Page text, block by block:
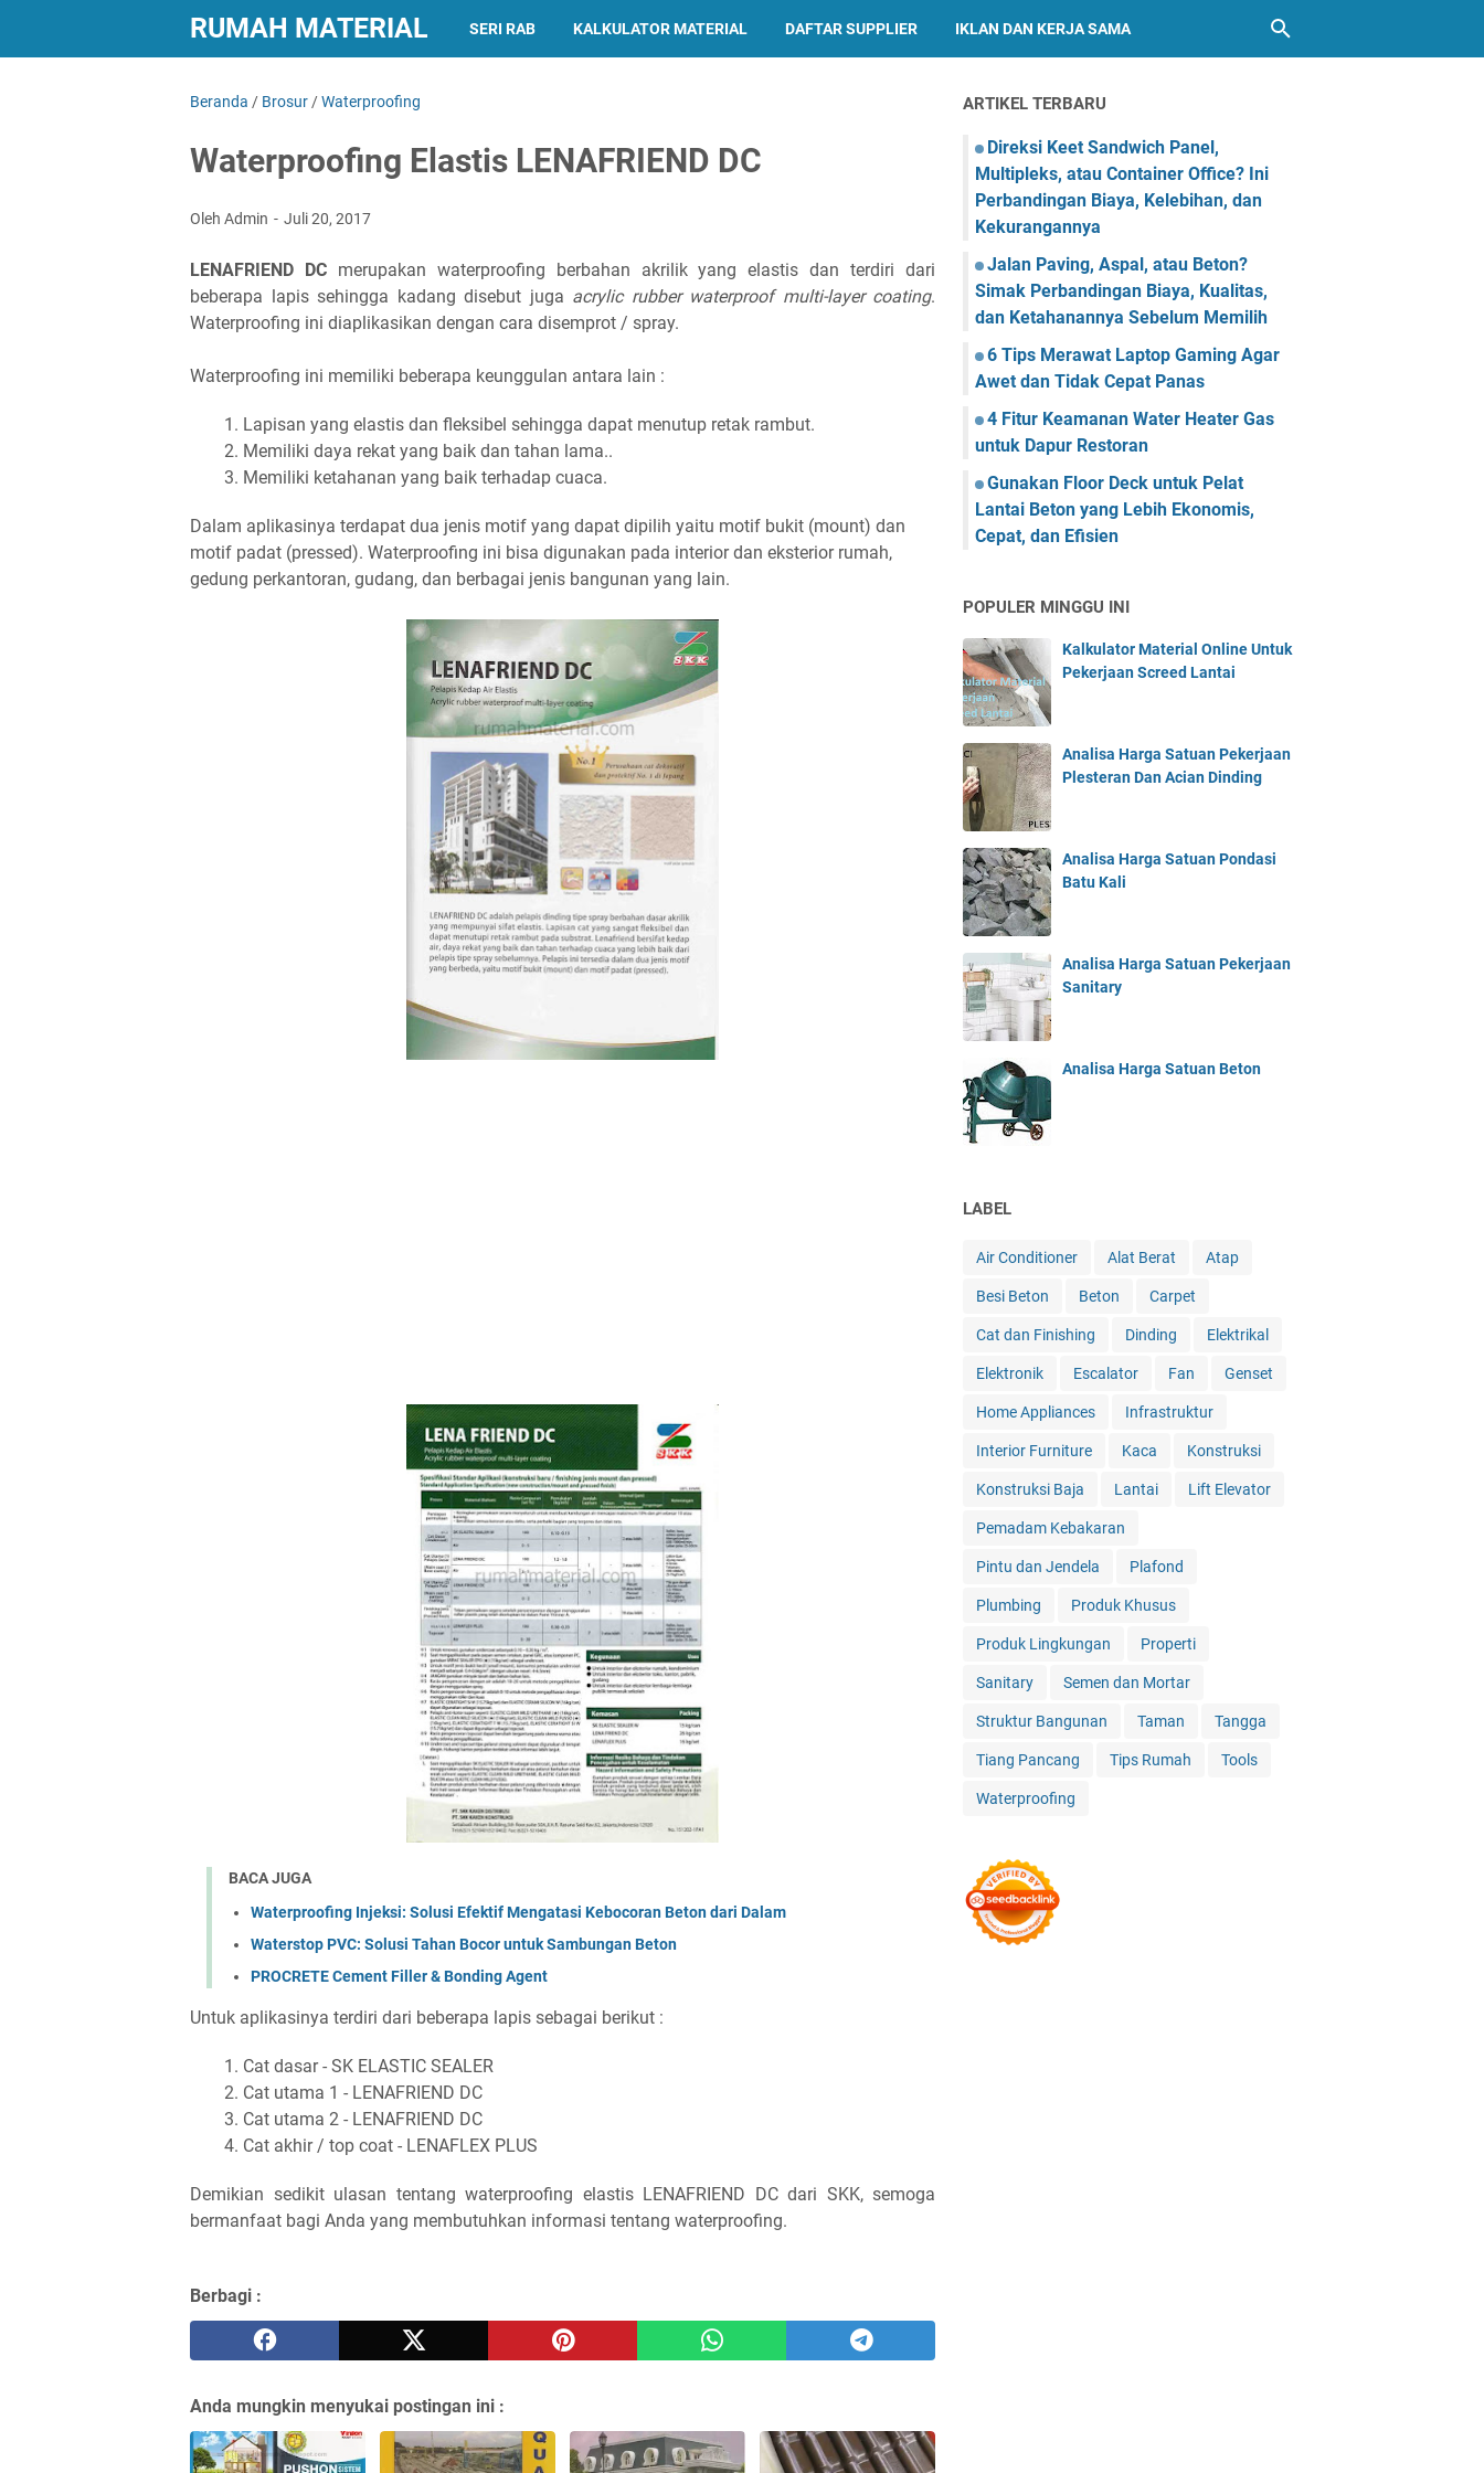
RUMAH MATERIAL SERI RAB KALKULATOR MATERIAL DAFTAR SUPPLIER IKLAN DAN KERJA SAMA
Beranda / Brosur /Waterproofing
Waterproofing Elastis LENAFRIEND DC
Oleh Admin Juli 20, 2017
LENAFRIEND DCmerupakan waterproofing berbahan akrilik yang elastis dan terdiri dari
beberapa lapis sehingga kadang disebut juga acrylic rubber waterproof multi-layer coating.
Waterproofing ini diaplikasikan dengan cara disemprot / spray.
Waterproofing ini memiliki beberapa keunggulan antara lain :
Lapisan yang elastis dan fleksibel sehingga dapat menutup retak rambut.
Memiliki daya rekat yang baik dan tahan lama..
Memiliki ketahanan yang baik terhadap cuaca.
Dalam aplikasinya terdapat dua jenis motif yang dapat dipilih yaitu motif bukit (mount) dan
motif padat (pressed). Waterproofing ini bisa digunakan pada interior dan eksterior rumah,
gedung perkantoran, gudang, dan berbagai jenis bangunan yang lain.
BACA JUGA
Waterproofing Injeksi: Solusi Efektif Mengatasi Kebocoran Beton dari Dalam
Waterstop PVC: Solusi Tahan Bocor untuk Sambungan Beton
PROCRETE Cement Filler & Bonding Agent
Untuk aplikasinya terdiri dari beberapa lapis sebagai berikut :
Cat dasar - SK ELASTIC SEALER
Cat utama 1 - LENAFRIEND DC
Cat utama 2 - LENAFRIEND DC
Cat akhir / top coat - LENAFLEX PLUS
Demikian sedikit ulasan tentang waterproofing elastis LENAFRIEND DC dari SKK, semoga
bermanfaat bagi Anda yang membutuhkan informasi tentang waterproofing.
Berbagi :
Anda mungkin menyukai postingan ini :
ARTIKEL TERBARU
Direksi Keet Sandwich Panel,
Multipleks, atau Container Office? Ini
Perbandingan Biaya, Kelebihan, dan
Kekurangannya
Jalan Paving, Aspal, atau Beton?
Simak Perbandingan Biaya, Kualitas,
dan Ketahanannya Sebelum Memilih
6 Tips Merawat Laptop Gaming Agar
Awet dan Tidak Cepat Panas
4 Fitur Keamanan Water Heater Gas
untuk Dapur Restoran
Gunakan Floor Deck untuk Pelat
Lantai Beton yang Lebih Ekonomis,
Cepat, dan Efisien
POPULER MINGGU INI
Kalkulator Material Online Untuk
Pekerjaan Screed Lantai
Analisa Harga Satuan Pekerjaan
Plesteran Dan Acian Dinding
Analisa Harga Satuan Pondasi
Batu Kali
Analisa Harga Satuan Pekerjaan
Sanitary
Analisa Harga Satuan Beton
LABEL
Air Conditioner Alat Berat Atap
Besi Beton Beton Carpet
Cat dan Finishing Dinding Elektrikal
Elektronik Escalator Fan Genset
Home Appliances Infrastruktur
Interior Furniture Kaca Konstruksi
Konstruksi Baja Lantai Lift Elevator
Pemadam Kebakaran
Pintu dan Jendela Plafond
Plumbing Produk Khusus
Produk Lingkungan Properti
Sanitary Semen dan Mortar
Struktur Bangunan Taman Tangga
Tiang Pancang Tips Rumah Tools
Waterproofing